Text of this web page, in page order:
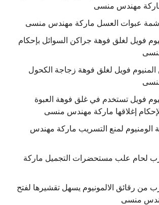
مهندس منسى
عبوات العسل ماركة مهندس منسى
فويل لغلق فوهة جراكن السوائل بإحكام
فويل لغلق فوهة زجاجة الكحول
فويل تستخدم في غلق فوهة العبوة
إغلاقها ماركة مهندس منسى
لمنع التسريب ماركة مهندس
لحام علب مستحضرات التجميل ماركة
من رقائق الالمونيوم يسهل تقشيرها لفتح
منسى